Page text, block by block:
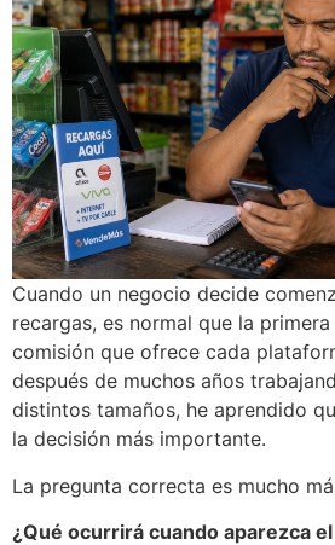
Cuando un negocio decide
recargas, es normal que la
comisión que ofrece cada
después de muchos años
distintos tamaños, he aprendido
la decisión más importante.
La pregunta correcta es mucho
¿Qué ocurrirá cuando aparezca